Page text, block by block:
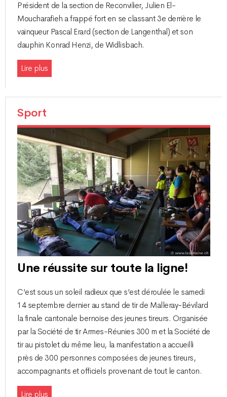
Président de la section de Reconvilier, Julien El-
Moucharafieh a frappé fort en se classant 3e derrière le
vainqueur Pascal Erard (section de Langenthal) et son
dauphin Konrad Henzi, de Widlisbach.
Lire plus
Sport
Une réussite sur toute la ligne!
C’est sous un soleil radieux que s’est déroulée le samedi
14 septembre dernier au stand de tir de Malleray-Bévilard
la finale cantonale bernoise des jeunes tireurs. Organisée
par la Société de tir Armes-Réunies 300 m et la Société de
tir au pistolet du même lieu, la manifestation a accueilli
près de 300 personnes composées de jeunes tireurs,
accompagnants et officiels provenant de tout le canton.
Lire plus